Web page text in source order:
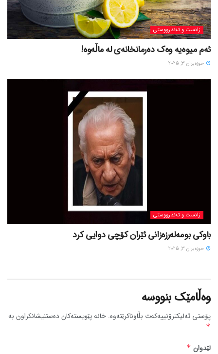
زانست و تەندرووستی
ئەم میوەیە وەک دەرمانخانەی لە ماڵەوە!
حوزه‌یران 3, 2025
زانست و تەندرووستی
باوکی بومەلەرزەزانی ئێران کۆچی دوایی کرد
حوزه‌یران 3, 2025
وەڵامێک بنووسە
پۆستی ئەلیکترۆنییەکەت بڵاوناکرێتەوە. خانە پێویستەکان دەستنیشانکراون بە
*
لێدوان *